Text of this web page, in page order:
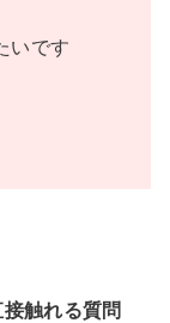
いです
触れる質問